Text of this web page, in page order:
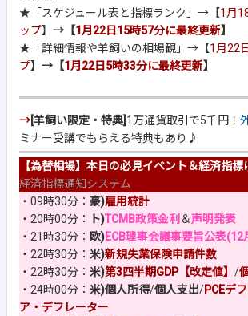
★「スケジュール表と指標ランク」→【1月
ップ】 →【1月22日15時57分に最終更新】
★「詳細情報や羊飼いの相場観」→【1月22
プ】 →【1月22日5時33分に最終更新】
→[羊飼い限定・特典] 1万通貨取引で5千円！
ミナー受講でもらえる特典もあり♪
【為替相場】本日の必見イベント＆経済指標
経済指標通知システム
・09時30分： 豪)雇用統計
・20時00分：
ト)TCMB政策金利 ＆声明発表
・21時30分： 欧)ECB理事会議事要旨公表
・22時30分： 米)新規失業保険申請件数
・22時30分： 米)第3四半期GDP【改定値】 /
・24時00分： 米)個人所得/個人支出/PCEデ
ア・デフレーター